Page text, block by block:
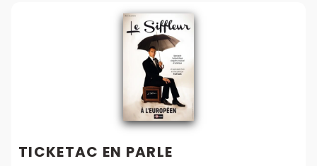
TICKETAC EN PARLE